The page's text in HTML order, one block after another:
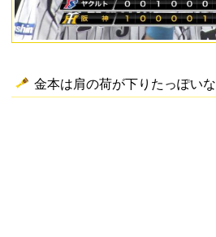
金本は肩の荷が下りたっぽいな